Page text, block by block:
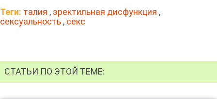
Теги: талия , эректильная дисфункция ,
сексуальность , секс
СТАТЬИ ПО ЭТОЙ ТЕМЕ: